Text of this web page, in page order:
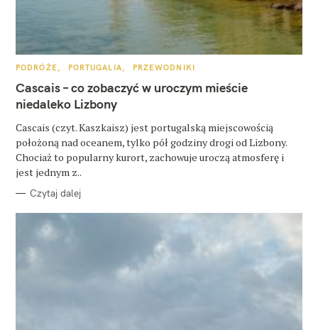
K
T
E
G
O
I
PODRÓŻE PORTUGALIA PRZEWODNIKI
Cascais – co zobaczyć w uroczym mieście
niedaleko Lizbony
Cascais (czyt. Kaszkaisz) jest portugalską miejscowością
położoną nad oceanem, tylko pół godziny drogi od Lizbony.
Chociaż to popularny kurort, zachowuje uroczą atmosferę i
jest jednym z..
Czytaj dalej
W
y
s
z
u
k
a
j
: